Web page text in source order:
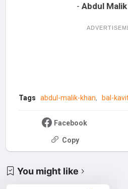
- Abdul
Tags abdul-malik-khan bal-
Facebook
Copy
You might like